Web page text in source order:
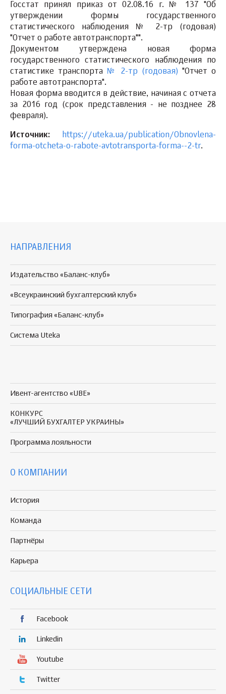
Госстат принял приказ от 02.08.16 г. № 137 "Об
утверждении формы государственного
статистического наблюдения № 2-тр (годовая)
"Отчет о работе автотранспорта"".
Документом утверждена новая форма
государственного статистического наблюдения по
статистике транспорта
№ 2-тр (годовая) "Отчет о
работе автотранспорта".
Новая форма вводится в действие, начиная с отчета
за 2016 год (срок представления - не позднее 28
февраля).
Источник:
https://uteka.ua/publication/Obnovlena-
forma-otcheta-o-rabote-avtotransporta-forma--2-tr.
НАПРАВЛЕНИЯ
Издательство «Баланс-клуб»
«Всеукраинский бухгалтерский клуб»
Типография «Баланс-клуб»
Система Uteka
Ивент-агентство «UBE»
КОНКУРС
«ЛУЧШИЙ БУХГАЛТЕР УКРАИНЫ»
Программа лояльности
О КОМПАНИИ
История
Команда
Партнёры
Карьера
СОЦИАЛЬНЫЕ СЕТИ
Facebook
Linkedin
Youtube
Twitter